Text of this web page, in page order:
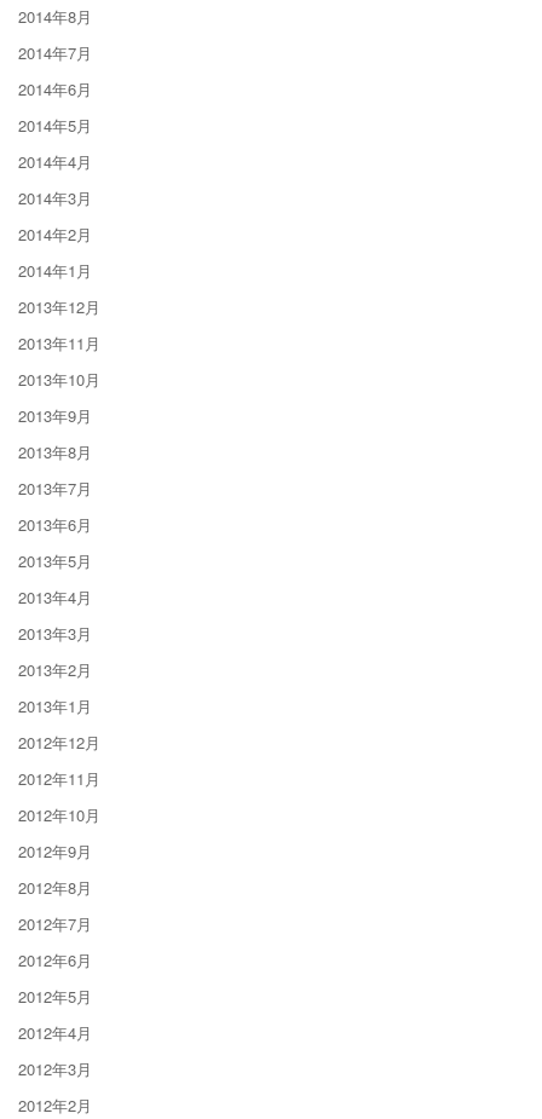
2014年8月
2014年7月
2014年6月
2014年5月
2014年4月
2014年3月
2014年2月
2014年1月
2013年12月
2013年11月
2013年10月
2013年9月
2013年8月
2013年7月
2013年6月
2013年5月
2013年4月
2013年3月
2013年2月
2013年1月
2012年12月
2012年11月
2012年10月
2012年9月
2012年8月
2012年7月
2012年6月
2012年5月
2012年4月
2012年3月
2012年2月